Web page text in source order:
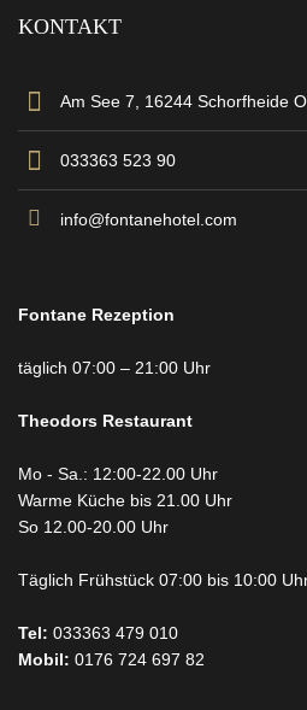
KONTAKT
Am See 7, 16244 Schorfheide
033363 523 90
info@fontanehotel.com
Fontane Rezeption
täglich 07:00 – 21:00 Uhr
Theodors Restaurant
Mo - Sa.: 12:00-22.00 Uhr
Warme Küche bis 21.00 Uhr
So 12.00-20.00 Uhr
Täglich Frühstück 07:00 bis 10:00
Tel: 033363 479 010
Mobil: 0176 724 697 82